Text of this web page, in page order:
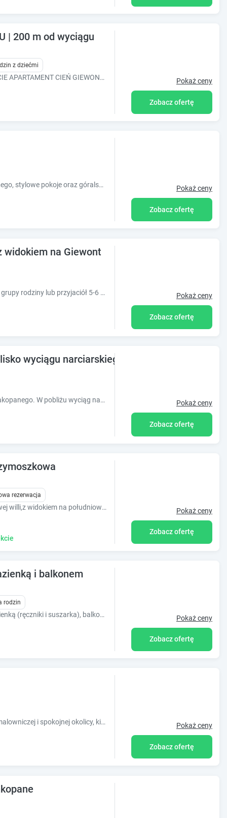
| 200 m od wyciągu
z dziećmi
ODNOWIONY PO KAPITALNYM REMONCIE APARTAMENT CIEŃ GIEWONTU ZAPRASZA. Pokaż ceny
Zobacz ofertę
Pokoje na Równi zapraszają do Zakopanego, stylowe pokoje oraz góralska gościnność to nasze atuty. Pokaż ceny
Zobacz ofertę
widokiem na Giewont
Dysponujemy pokojami oraz studiem dla grupy rodziny lub przyjaciół 5-6 osób. Centrum, okolica Wielkiej Krokwi ,8 min od Krupówek. Pokaż ceny
Zobacz ofertę
wyciągu narciarskiego ul. Króle 1a
Wygodne pokoje w zacisznym miejscu Zakopanego. W pobliżu wyciąg narciarski Harenda oraz Gubałówka, sklepy, restauracje, karczmy, szlaki turystyczne. Pokaż ceny
Zobacz ofertę
rezerwacja
Apartamenty Leluja znajdują się w stylowej willi,z widokiem na południową panoramę Tatr.Do Krupówek 900m .Sprawdż dostępność i zarezerwuj on line Pokaż ceny
Zobacz ofertę
i balkonem
rodzin
Pokoje łożem małżeńskim, prywatną łazienką (ręczniki i suszarka), balkonem, czajnikiem, dostępem do kuchni, TV. Parking, wifi, grill, plac zabaw. Pokaż ceny
Zobacz ofertę
Hotel Willa Pod Skocznią znajduje się w malowniczej i spokojnej okolicy, kilka minut spacerem od tętniącej życiem ulicy Krupówki. Oferuje on kom Pokaż ceny
Zobacz ofertę